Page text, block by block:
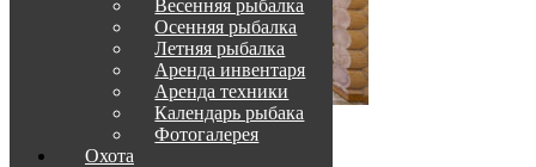
Весенняя рыбалка
Осенняя рыбалка
Летняя рыбалка
Аренда инвентаря
Аренда техники
Календарь рыбака
Фотогалерея
Охота